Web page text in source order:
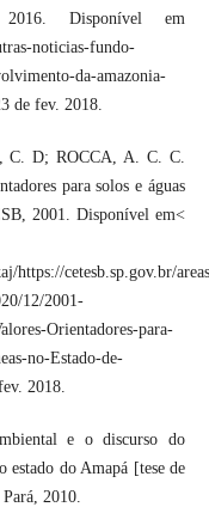
Disponível em
noticias-fundo-
da-amazonia-
de fev. 2018.
D; ROCCA, A. C. C.
para solos e águas
2001. Disponível em<
https://cetesb.sp.gov.br/
12/2001-
Orientadores-para-
no-Estado-de-
2018.
e o discurso do
estado do Amapá [tese de
2010.